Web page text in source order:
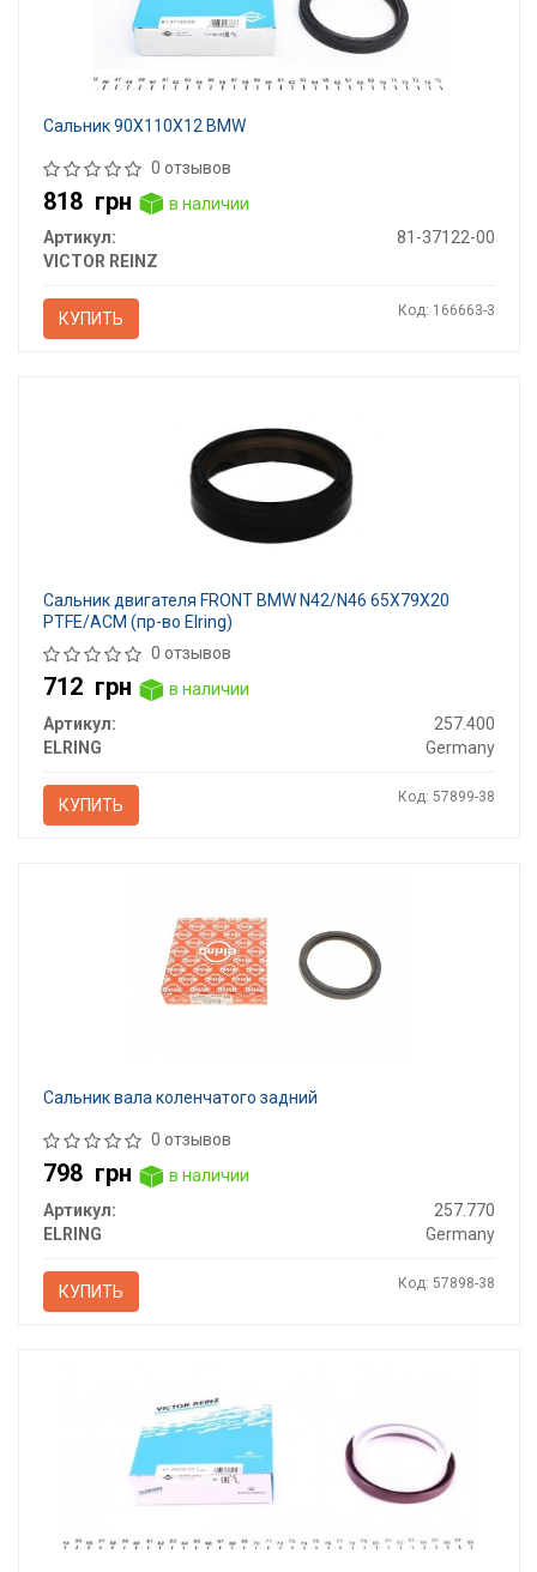
Сальник 90X110X12 BMW
0 отзывов
818 грн
в наличии
Артикул:
81-37122-00
VICTOR REINZ
КУПИТЬ Код: 166663-3
Сальник двигателя FRONT BMW N42/N46 65X79X20
PTFE/ACM (пр-во Elring)
0 отзывов
712 грн
в наличии
Артикул:
257.400
ELRING
Germany
КУПИТЬ Код: 57899-38
Сальник вала коленчатого задний
0 отзывов
798 грн
в наличии
Артикул:
257.770
ELRING
Germany
КУПИТЬ Код: 57898-38